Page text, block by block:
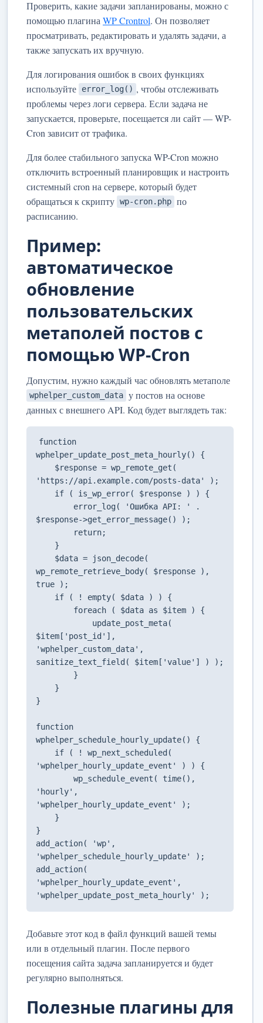
Проверить, какие задачи запланированы, можно с
помощью плагина WP Crontrol. Он позволяет
просматривать, редактировать и удалять задачи, а
также запускать их вручную.
Для логирования ошибок в своих функциях
используйте
error_log() , чтобы отслеживать
проблемы через логи сервера. Если задача не
запускается, проверьте, посещается ли сайт — WP-
Cron зависит от трафика.
Для более стабильного запуска WP-Cron можно
отключить встроенный планировщик и настроить
системный cron на сервере, который будет
обращаться к скрипту wp-cron.php по
расписанию.
Пример:
автоматическое
обновление
пользовательских
метаполей постов с
помощью WP-Cron
Допустим, нужно каждый час обновлять метаполе
wphelper_custom_data у постов на основе
данных с внешнего API. Код будет выглядеть так:
function
wphelper_update_post_meta_hourly() {
'https://api.example.com/posts-data' );
$response->get_error_message() );
wp_remote_retrieve_body( $response ),
true );
$item['post_id'],
'wphelper_custom_data',
sanitize_text_field( $item['value'] ) );
}
function
wphelper_schedule_hourly_update() {
'wphelper_hourly_update_event' ) ) {
'hourly',
'wphelper_hourly_update_event' );
}
add_action( 'wp',
'wphelper_schedule_hourly_update' );
add_action(
'wphelper_hourly_update_event',
'wphelper_update_post_meta_hourly' );
Добавьте этот код в файл функций вашей темы
или в отдельный плагин. После первого
посещения сайта задача запланируется и будет
регулярно выполняться.
Полезные плагины для